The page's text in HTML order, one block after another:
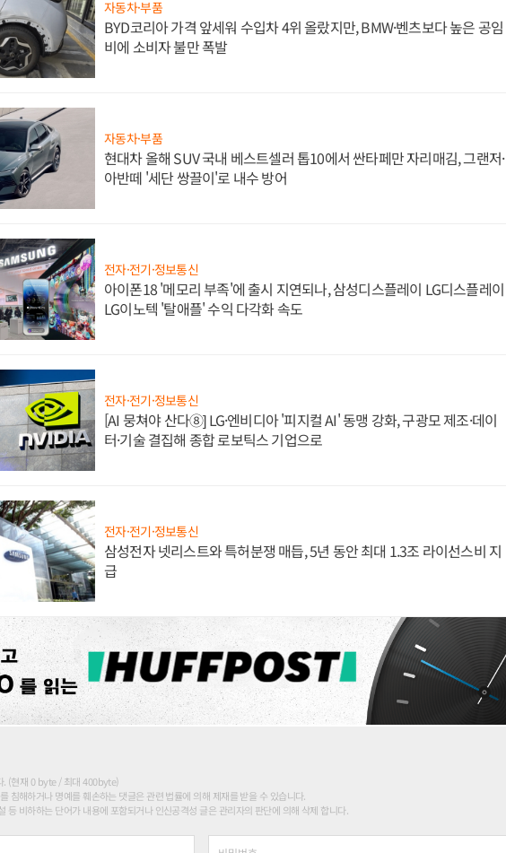
자동차·부품
BYD코리아 가격 앞세워 수입차 4위 올랐지만, BMW·벤츠보다 높은 공임
비에 소비자 불만 폭발
자동차·부품
현대차 올해 SUV 국내 베스트셀러 톱10에서 싼타페만 자리매김, 그랜저·
아반떼 '세단 쌍끌이'로 내수 방어
전자·전기·정보통신
아이폰18 '메모리 부족'에 출시 지연되나, 삼성디스플레이 LG디스플레이
LG이노텍 '탈애플' 수익 다각화 속도
전자·전기·정보통신
[AI 뭉쳐야 산다⑧] LG·엔비디아 '피지컬 AI' 동맹 강화, 구광모 제조·데이
터·기술 결집해 종합 로보틱스 기업으로
전자·전기·정보통신
삼성전자 넷리스트와 특허분쟁 매듭, 5년 동안 최대 1.3조 라이선스비 지
급
. (현재 0 byte / 최대 400byte)
침해하거나 명예를 훼손하는 댓글은 관련 법률에 의해 제재를 받을 수 있습니다.
등 비하하는 단어가 내용에 포함되거나 인신공격성 글은 관리자의 판단에 의해 삭제 합니다.